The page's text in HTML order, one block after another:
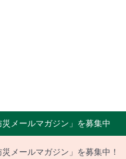
災メールマガジン」を募集中
災メールマガジン」を募集中！